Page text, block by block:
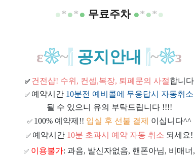
●*●*● 무료주차 ●*●*●
ε❀~∫ 공지안내 ∫~❀з
✅ 건전샵! 수위, 컨셉,복장, 퇴폐문의 사절합니다
✅ 예약시간 10분전 예비콜에 무응답시 자동취소
될 수 있으니 유의 부탁드립니다 !!!!
✅ 100% 예약제!! 입실 후 선불 결제 이십니다^^
✅ 예약시간 10분 초과시 예약 자동 취소 되세요!
✅ 이용불가: 과음, 발신자없음, 핸폰아님, 비매너,